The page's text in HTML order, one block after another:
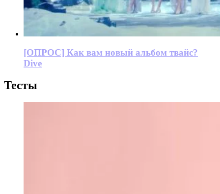
[ОПРОС] Как вам новый альбом твайс?
Dive
Тесты